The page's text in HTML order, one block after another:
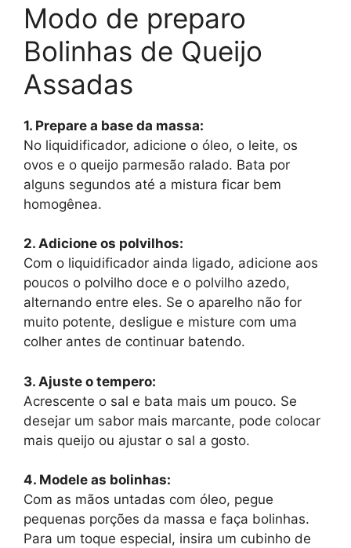
Modo de preparo
Bolinhas de Queijo
Assadas
1. Prepare a base da massa:
No liquidificador, adicione o óleo, o leite, os
ovos e o queijo parmesão ralado. Bata por
alguns segundos até a mistura ficar bem
homogênea.
2. Adicione os polvilhos:
Com o liquidificador ainda ligado, adicione aos
poucos o polvilho doce e o polvilho azedo,
alternando entre eles. Se o aparelho não for
muito potente, desligue e misture com uma
colher antes de continuar batendo.
3. Ajuste o tempero:
Acrescente o sal e bata mais um pouco. Se
desejar um sabor mais marcante, pode colocar
mais queijo ou ajustar o sal a gosto.
4. Modele as bolinhas:
Com as mãos untadas com óleo, pegue
pequenas porções da massa e faça bolinhas.
Para um toque especial, insira um cubinho de